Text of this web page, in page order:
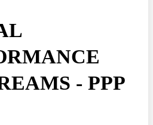
- PPP